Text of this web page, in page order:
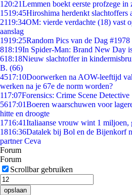
1 20:21Lemmen boekt eerste profzege
1519:45Hiroshima herdenkt slachtoffers
2119:34OM: vierde verdachte (18) vast
aanslag
1919:25Random Pics van de Dag #1978
818:19In Spider-Man: Brand New Day
618:18Nieuw slachtoffer in
B. (66)
4517:10Doorwerken na AOW-leeftijd
werken na je 67e de norm worden?
117:07Forensics: Crime Scene Detective
5617:01Boeren waarschuwen voor
hitte en droogte
1716:41Italiaanse vrouw wint 1 miljoen,
1816:36Datalek bij Bol en de Bijenkorf
partner Ceva
Forum
Forum
Scrollbar gebruiken
opslaan